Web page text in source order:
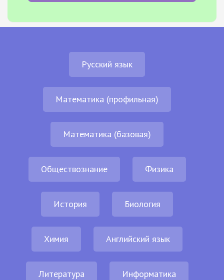
Русский язык
Математика (профильная)
Математика (базовая)
Обществознание Физика
История Биология
Химия Английский язык
Литература Информатика